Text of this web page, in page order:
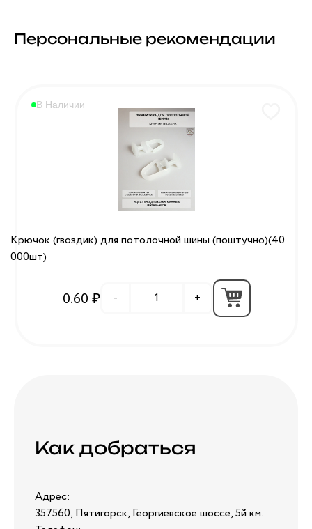
Персональные рекомендации
Крючок (гвоздик) для потолочной шины (поштучно)(40
000шт)
В Наличии
0.60 ₽ - +
Как добраться
Адрес:
357560, Пятигорск, Георгиевское шоссе, 5й км.